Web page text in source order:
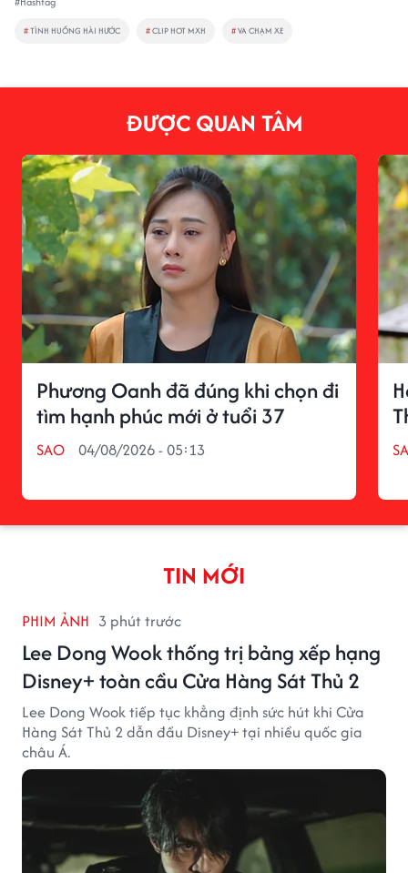
#TÌNH HUỐNG HÀI HƯỚC #CLIP HOT MXH #VA CHẠM XE
ĐƯỢC QUAN TÂM
Phương Oanh đã đúng khi chọn đi
tìm hạnh phúc mới ở tuổi 37
SAO 04/08/2026 - 05:13
TIN MỚI
PHIM ẢNH 3 phút trước
Lee Dong Wook thống trị bảng xếp hạng
Disney+ toàn cầu Cửa Hàng Sát Thủ 2
Lee Dong Wook tiếp tục khẳng định sức hút khi Cửa
Hàng Sát Thủ 2 dẫn đầu Disney+ tại nhiều quốc gia
châu Á.